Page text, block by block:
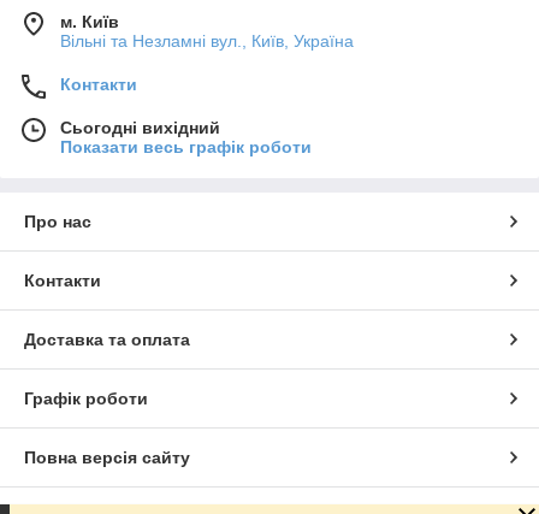
м. Київ
Вільні та Незламні вул., Київ, Україна
Контакти
Сьогодні вихідний
Показати весь графік роботи
Про нас
Контакти
Доставка та оплата
Графік роботи
Повна версія сайту